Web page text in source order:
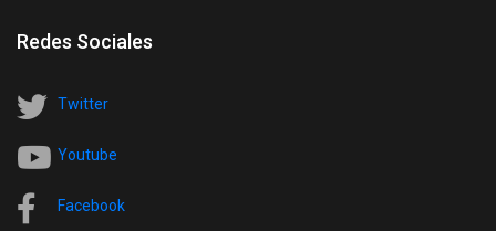
Redes Sociales
Twitter
Youtube
Facebook